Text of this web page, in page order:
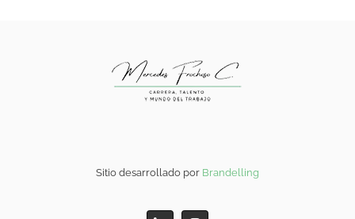
Sitio desarrollado por Brandelling